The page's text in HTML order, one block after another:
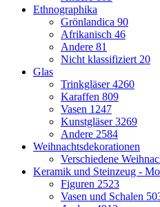
Ethnographika
Grönlandica 90
Afrikanisch 46
Andere 81
Nicht klassifiziert 20
Glas
Trinkgläser4260
Karaffen 809
Vasen 1247
Kunstgläser3269
Andere 2584
Weihnachtsdekorationen
Verschiedene
Keramik und Steinzeug -
Figuren 2523
Vasen und Schalen